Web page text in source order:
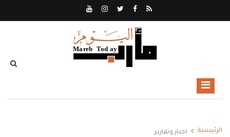
الرئيسية اخبار وتقارير